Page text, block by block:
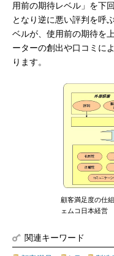
用前の期待レベル」を下
となり逆に悪い評判を呼
ベルが、使用前の期待を
ーターの創出や口コミに
ります。
顧客満足度の仕
ェムコ日本経営
関連キーワード